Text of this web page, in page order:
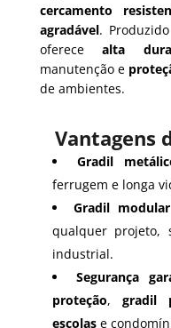
cercamento
agradável.
oferecealta
manutenção e
de ambientes.
Vantagens
Gradil
ferrugem e longa
Gradil
qualquer projeto,
industrial.
Segurança
proteção, gradil
escolase